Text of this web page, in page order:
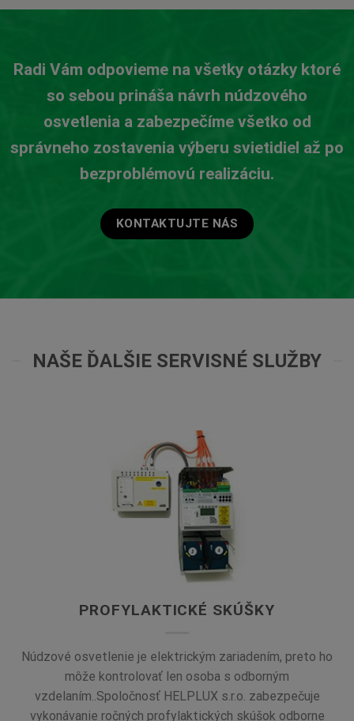
Radi Vám odpovieme na všetky otázky ktoré
so sebou prináša návrh núdzového
osvetlenia a zabezpečíme všetko od
správneho zostavenia výberu svietidiel až po
bezproblémovú realizáciu.
KONTAKTUJTE NÁS
NAŠE ĎALŠIE SERVISNÉ SLUŽBY
PROFYLAKTICKÉ SKÚŠKY
Núdzové osvetlenie je elektrickým zariadením, preto ho
môže kontrolovať len osoba s odborným
vzdelaním..Spoločnosť HELPLUX s.r.o. zabezpečuje
vykonávanie ročných profylaktických skúšok odborne